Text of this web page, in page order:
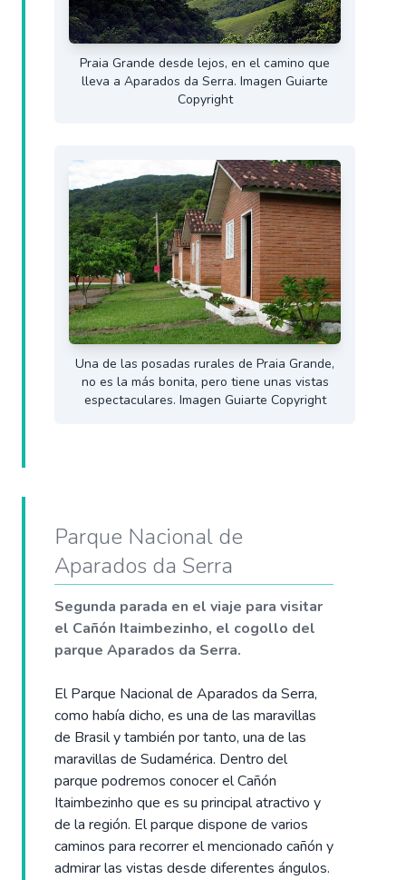
Praia Grande desde lejos, en el camino que
lleva a Aparados da Serra. Imagen Guiarte
Copyright
Una de las posadas rurales de Praia Grande,
no es la más bonita, pero tiene unas vistas
espectaculares. Imagen Guiarte Copyright
Parque Nacional de
Aparados da Serra
Segunda parada en el viaje para visitar
el Cañón Itaimbezinho, el cogollo del
parque Aparados da Serra.
El Parque Nacional de Aparados da Serra,
como había dicho, es una de las maravillas
de Brasil y también por tanto, una de las
maravillas de Sudamérica. Dentro del
parque podremos conocer el Cañón
Itaimbezinho que es su principal atractivo y
de la región. El parque dispone de varios
caminos para recorrer el mencionado cañón y
admirar las vistas desde diferentes ángulos.